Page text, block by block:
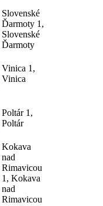
Slovenské
Ďarmoty 1,
Slovenské
Ďarmoty
Vinica 1,
Vinica
Poltár 1,
Poltár
Kokava
nad
Rimavicou
1, Kokava
nad
Rimavicou